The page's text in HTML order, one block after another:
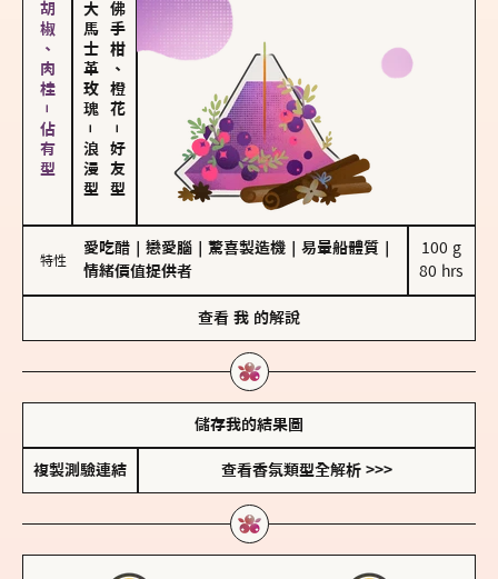
胡椒、肉桂－佔有型 大馬士革玫瑰
－
浪漫型
佛手柑、橙花
－
好友型
特性
愛吃醋 戀愛腦 驚喜製造機 易暈船體質
情緒價值提供者
100 g
80 hrs
查看 我 的解說
儲存我的結果圖
複製測驗連結 查看香氛類型全解析 >>>